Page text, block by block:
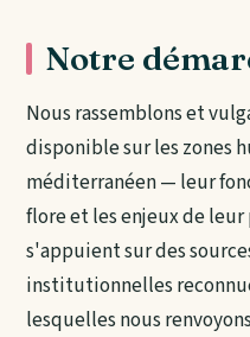
Notre
Nous rassemblons et
disponible sur les zones
méditerranéen — leur
flore et les enjeux de
s'appuient sur des
institutionnelles
lesquelles nous